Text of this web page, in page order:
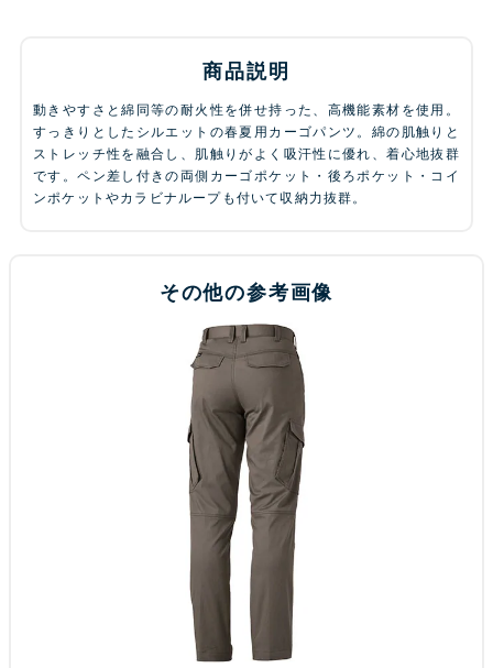
商品説明
動きやすさと綿同等の耐火性を併せ持った、高機能素材を使用。
すっきりとしたシルエットの春夏用カーゴパンツ。綿の肌触りと
ストレッチ性を融合し、肌触りがよく吸汗性に優れ、着心地抜群
です。ペン差し付きの両側カーゴポケット・後ろポケット・コイ
ンポケットやカラビナループも付いて収納力抜群。
その他の参考画像